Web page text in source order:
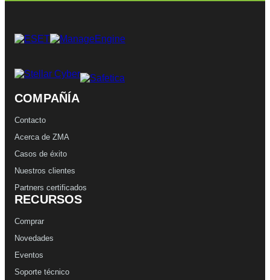
COMPAÑÍA
Contacto
Acerca de ZMA
Casos de éxito
Nuestros clientes
Partners certificados
RECURSOS
Comprar
Novedades
Eventos
Soporte técnico